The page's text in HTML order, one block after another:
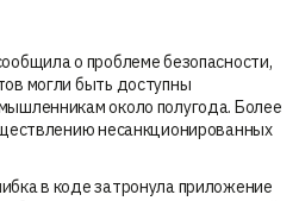
о проблеме безопасности,
могли быть доступны
около полугода. Более
несанкционированных
в коде затронула приложение